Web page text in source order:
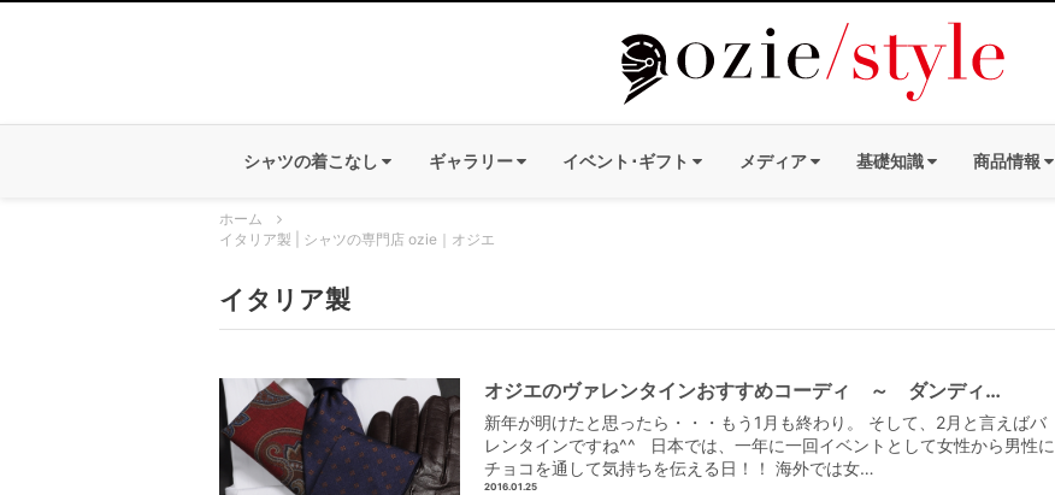
シャツの着こなし ギャラリー イベント･ギフト メディア 基礎知識 商品情報
ホーム
イタリア製 | シャツの専門店 ozie｜オジエ
イタリア製
オジエのヴァレンタインおすすめコーディ ～ ダンディ…
新年が明けたと思ったら・・・もう1月も終わり。 そして、2月と言えばバ
レンタインですね^^ 日本では、一年に一回イベントとして女性から男性に
チョコを通して気持ちを伝える日！！ 海外では女…
2016.01.25